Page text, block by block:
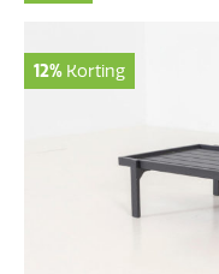
12% Korting